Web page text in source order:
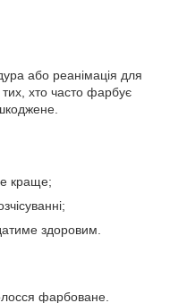
або реанімація для
тих, хто часто фарбує
краще;
здоровим.
фарбоване.